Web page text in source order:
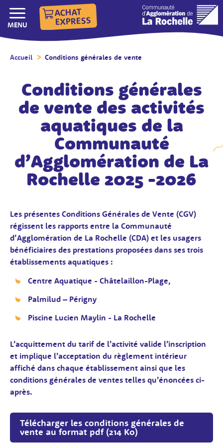
ACHAT
EXPRESS
AFFICHER/MASQUER LE
MENU
Accueil Conditions générales de vente
Conditions générales
de vente des activités
aquatiques de la
Communauté
d’Agglomération de La
Rochelle 2025 -2026
Les présentes Conditions Générales de Vente (CGV)
régissent les rapports entre la Communauté
d’Agglomération de La Rochelle (CDA) et les usagers
bénéficiaires des prestations proposées dans ses trois
établissements aquatiques :
Centre Aquatique - Châtelaillon-Plage,
Palmilud – Périgny
Piscine Lucien Maylin - La Rochelle
L’acquittement du tarif de l’activité valide l’inscription
et implique l’acceptation du règlement intérieur
affiché dans chaque établissement ainsi que les
conditions générales de ventes telles qu’énoncées ci-
après.
Télécharger les conditions générales de
vente au format pdf (214 Ko)